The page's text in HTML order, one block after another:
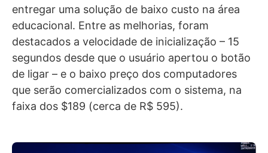
entregar uma solução de baixo custo na área
educacional. Entre as melhorias, foram
destacados a velocidade de inicialização – 15
segundos desde que o usuário apertou o botão
de ligar – e o baixo preço dos computadores
que serão comercializados com o sistema, na
faixa dos $189 (cerca de R$ 595).